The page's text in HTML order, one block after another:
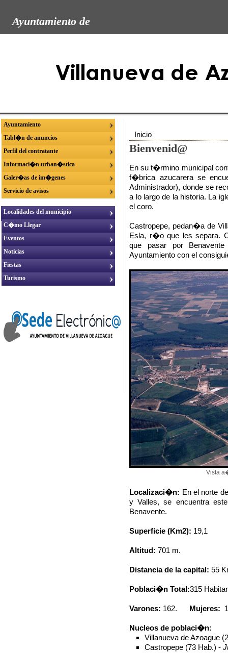
Ayuntamiento de
Ayuntamiento
Tabl�n de anuncios
Perfil del contratante
Informaci�n urban�stica
Galer�as de im�genes
Servicio de avisos
Localidades del municipio
C�mo Llegar
Eventos
Noticias
Fiestas
Turismo
Inicio
Bienvenid@
En su t�rmino municipal
f�brica azucarera se
Administrador), donde se
a lo largo de la historia. La
el coro.
Castropepe, pedan�a de
Esla, r�o que les separa.
que pasar por
Ayuntamiento con el
Vista
Localizaci�n: En el norte
y Valles, se encuentra
Benavente.
Superficie (Km2): 19,1
Altitud: 701 m.
Distancia de la capital: 55
Poblaci�n Total:315
Varones: 162. Mujeres:
Nucleos de poblaci�n:
Villanueva de Azoague
Castropepe (73 Hab.) -